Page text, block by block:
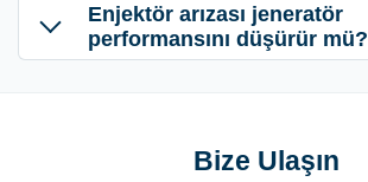
Enjektör arızası jeneratör
performansını düşürür mü?
Bize Ulaşın